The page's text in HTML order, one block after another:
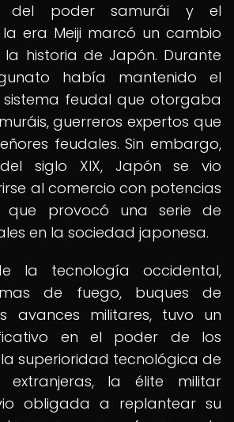
del poder samurái y el
era Meiji marcó un cambio
la historia de Japón. Durante
había mantenido el
feudal que otorgaba
guerreros expertos que
feudales. Sin embargo,
siglo XIX, Japón se vio
al comercio con potencias
que provocó una serie de
en la sociedad japonesa.
la tecnología occidental,
de fuego, buques de
avances militares, tuvo un
en el poder de los
superioridad tecnológica de
extranjeras, la élite militar
obligada a replantear su